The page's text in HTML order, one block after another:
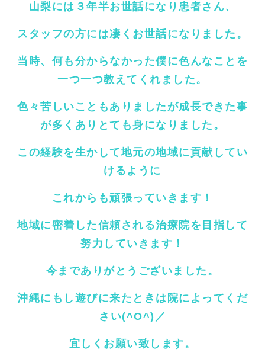
山梨には３年半お世話になり患者さん、
スタッフの方には凄くお世話になりました。
当時、何も分からなかった僕に色んなことを
一つ一つ教えてくれました。
色々苦しいこともありましたが成長できた事
が多くありとても身になりました。
この経験を生かして地元の地域に貢献してい
けるように
これからも頑張っていきます！
地域に密着した信頼される治療院を目指して
努力していきます！
今までありがとうございました。
沖縄にもし遊びに来たときは院によってくだ
さい(^O^)／
宜しくお願い致します。